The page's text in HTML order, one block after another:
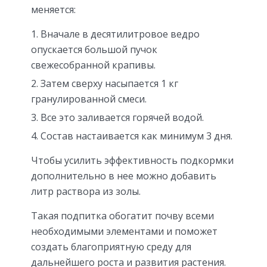
меняется:
Вначале в десятилитровое ведро
опускается большой пучок
свежесобранной крапивы.
Затем сверху насыпается 1 кг
гранулированной смеси.
Все это заливается горячей водой.
Состав настаивается как минимум 3 дня.
Чтобы усилить эффективность подкормки
дополнительно в нее можно добавить
литр раствора из золы.
Такая подпитка обогатит почву всеми
необходимыми элементами и поможет
создать благоприятную среду для
дальнейшего роста и развития растения.